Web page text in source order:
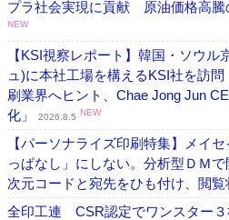
プラ社会実現に貢献 原油価格高騰
NEW
【KSI視察レポート】韓国・ソウ
ュ)に本社工場を構えるKSI社を訪
刷業界へヒント、Chae Jong Jun
化」
2026.8.5 NEW
【パーソナライズ印刷特集】メイ
っぱなし」にしない。分析型ＤＭ
次元コードと宛先をひも付け、閲
全印工連 CSR認定でワンスター３